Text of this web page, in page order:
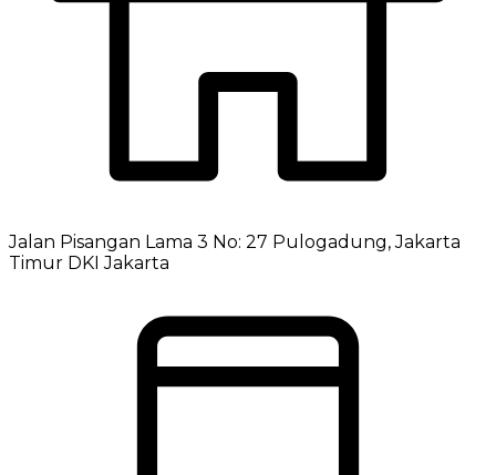
Jalan Pisangan Lama 3 No: 27 Pulogadung, Jakarta
Timur DKI Jakarta